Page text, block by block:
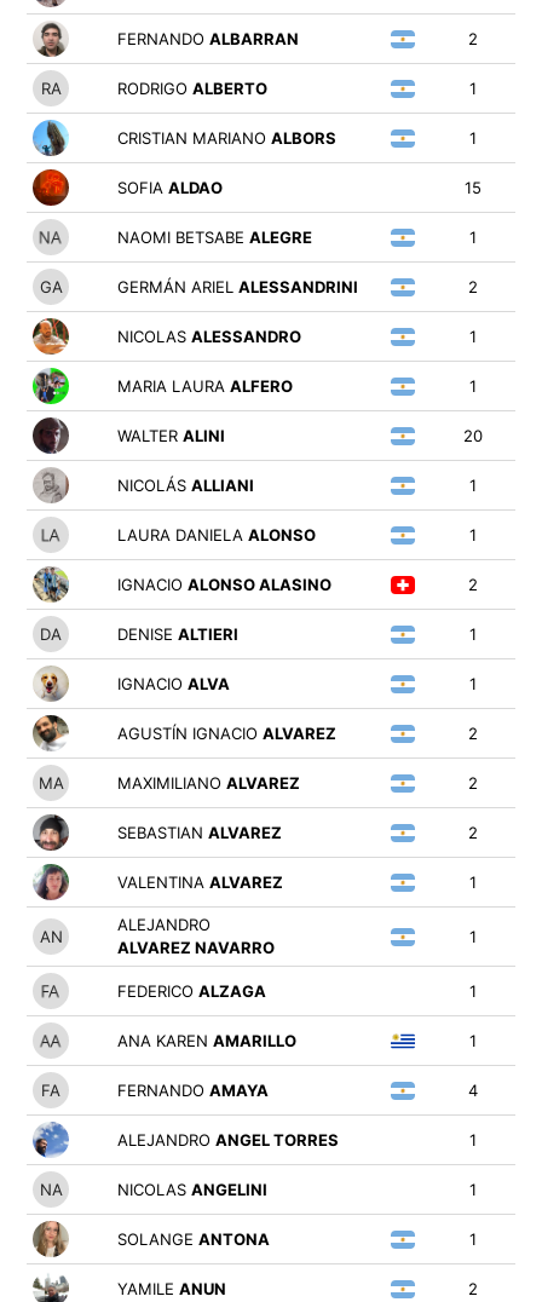
FERNANDO ALBARRAN 2
RODRIGO ALBERTO 1
CRISTIAN MARIANO ALBORS 1
SOFIA ALDAO 15
NAOMI BETSABE ALEGRE 1
GERMÁN ARIEL ALESSANDRINI 2
NICOLAS ALESSANDRO 1
MARIA LAURA ALFERO 1
WALTER ALINI 20
NICOLÁS ALLIANI 1
LAURA DANIELA ALONSO 1
IGNACIO ALONSO ALASINO 2
DENISE ALTIERI 1
IGNACIO ALVA 1
AGUSTÍN IGNACIO ALVAREZ 2
MAXIMILIANO ALVAREZ 2
SEBASTIAN ALVAREZ 2
VALENTINA ALVAREZ 1
ALEJANDRO
ALVAREZ NAVARRO
1
FEDERICO ALZAGA 1
ANA KAREN AMARILLO 1
FERNANDO AMAYA 4
ALEJANDRO ANGEL TORRES 1
NICOLAS ANGELINI 1
SOLANGE ANTONA 1
YAMILE ANUN 2